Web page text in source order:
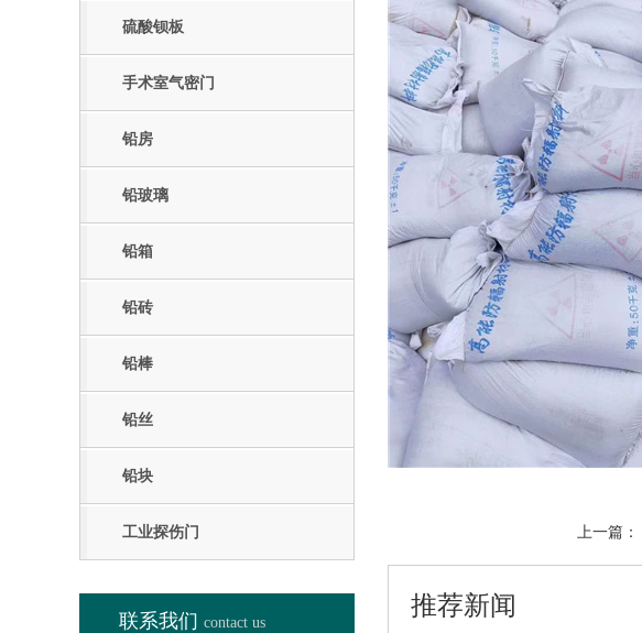
硫酸钡板
手术室气密门
铅房
铅玻璃
铅箱
铅砖
铅棒
铅丝
铅块
工业探伤门
联系我们 contact us
上一篇：
推荐新闻